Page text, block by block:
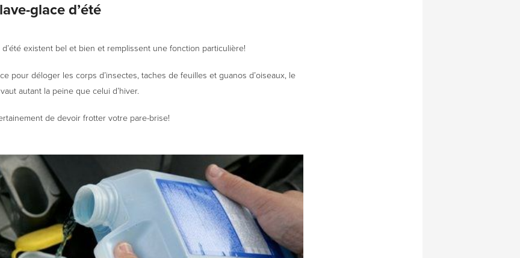
glace d’été
existent bel et bien et remplissent une fonction particulière!
pour déloger les corps d’insectes, taches de feuilles et guanos d’oiseaux, le
autant la peine que celui d’hiver.
de devoir frotter votre pare-brise!